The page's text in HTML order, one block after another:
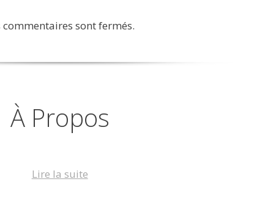
commentaires sont fermés.
À Propos
Lire la suite